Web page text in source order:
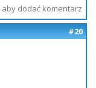
aby dodać komentarz
#20